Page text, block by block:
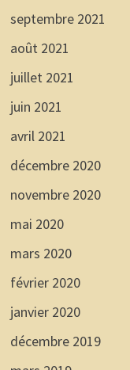
septembre 2021
août 2021
juillet 2021
juin 2021
avril 2021
décembre 2020
novembre 2020
mai 2020
mars 2020
février 2020
janvier 2020
décembre 2019